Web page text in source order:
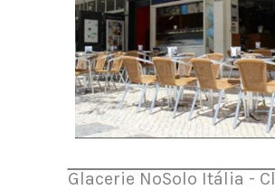
Glacerie NoSolo Itália -